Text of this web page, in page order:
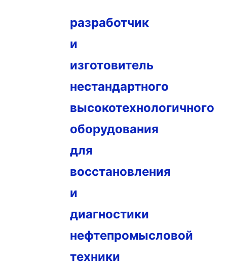
разработчик
и
изготовитель
нестандартного
высокотехнологичного
оборудования
для
восстановления
и
диагностики
нефтепромысловой
техники